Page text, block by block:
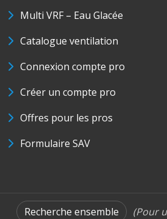
Multi VRF – Eau Glacée
Catalogue ventilation
Connexion compte pro
Créer un compte pro
Offres pour les pros
Formulaire SAV
Recherche ensemble (Pour